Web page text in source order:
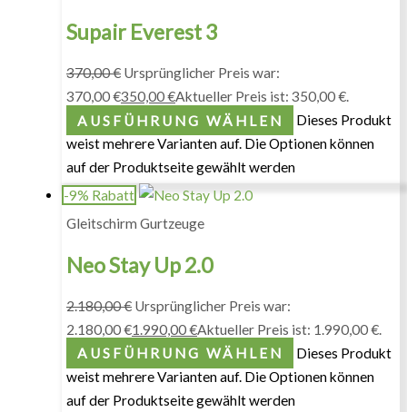
Supair Everest 3
370,00€ Ursprünglicher Preis war:
370,00 €350,00€Aktueller Preis ist: 350,00 €.
AUSFÜHRUNG WÄHLEN
Dieses Produkt
weist mehrere Varianten auf. Die Optionen können
auf der Produktseite gewählt werden
-9% Rabatt
Gleitschirm Gurtzeuge
Neo Stay Up 2.0
2.180,00€ Ursprünglicher Preis war:
2.180,00 €1.990,00€Aktueller Preis ist: 1.990,00 €.
AUSFÜHRUNG WÄHLEN
Dieses Produkt
weist mehrere Varianten auf. Die Optionen können
auf der Produktseite gewählt werden